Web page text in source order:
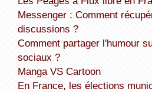
Messenger : Comment récupérer et lire toutes les
discussions ?
Comment partager l'humour sur les réseaux
sociaux ?
Manga VS Cartoon
En France, les élections municipales : comment ça